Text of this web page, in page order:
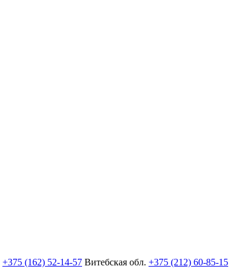
+375 (162) 52-14-57 Витебская обл. +375 (212) 60-85-15